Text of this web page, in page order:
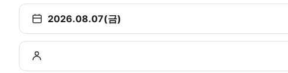
2026.08.07(금)